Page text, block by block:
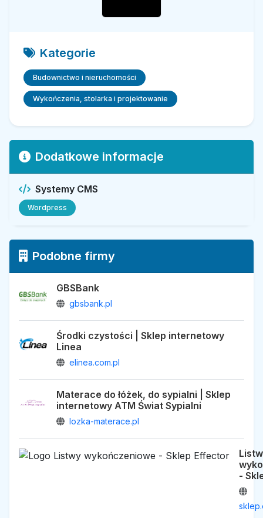
Kategorie
Budownictwo i nieruchomości
Wykończenia, stolarka i projektowanie
Dodatkowe informacje
Systemy CMS
Wordpress
Podobne firmy
GBSBank
gbsbank.pl
Środki czystości | Sklep internetowy
Linea
elinea.com.pl
Materace do łóżek, do sypialni | Sklep
internetowy ATM Świat Sypialni
lozka-materace.pl
-